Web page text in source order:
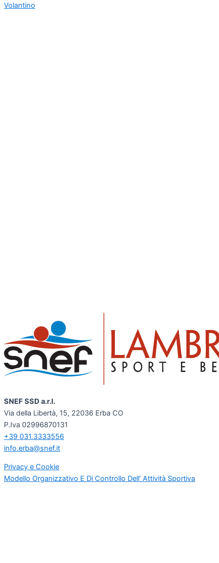
Volantino
SNEF SSD a.r.l.
Via della Libertà, 15, 22036 Erba CO
P.Iva 02996870131
+39 031.3333556
info.erba@snef.it
Privacy e Cookie
Modello Organizzativo E Di Controllo Dell’ Attività Sportiva